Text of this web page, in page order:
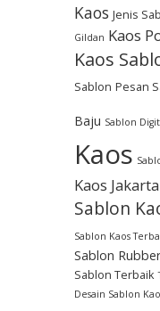
Kaos Jenis
Gildan Kaos
Kaos
Sablon Pesan
Baju Sablon
Kaos
Kaos Jakarta
Sablon
Sablon Kaos
Sablon Rubber
Sablon Terbaik
Desain Sablon